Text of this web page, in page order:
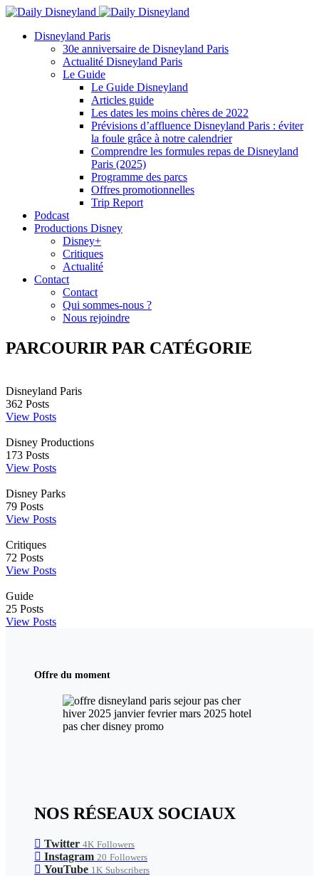
Disneyland Paris
30e anniversaire de Disneyland Paris
Actualité Disneyland Paris
Le Guide
Le Guide Disneyland
Articles guide
Les dates les moins chères de 2022
Prévisions d’affluence Disneyland Paris : éviter
la foule grâce à notre calendrier
Comprendre les formules repas de Disneyland
Paris (2025)
Programme des parcs
Offres promotionnelles
Trip Report
Podcast
Productions Disney
Disney+
Critiques
Actualité
Contact
Contact
Qui sommes-nous ?
Nous rejoindre
PARCOURIR PAR CATÉGORIE
Disneyland Paris
362 Posts
View Posts
Disney Productions
173 Posts
View Posts
Disney Parks
79 Posts
View Posts
Critiques
72 Posts
View Posts
Guide
25 Posts
View Posts
Offre du moment
NOS RÉSEAUX SOCIAUX
Twitter 4K Followers
Instagram 20 Followers
YouTube 1K Subscribers